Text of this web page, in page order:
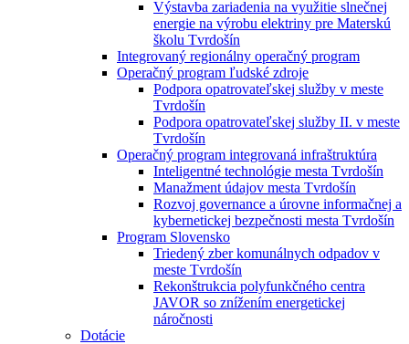
Výstavba zariadenia na využitie slnečnej
energie na výrobu elektriny pre Materskú
školu Tvrdošín
Integrovaný regionálny operačný program
Operačný program ľudské zdroje
Podpora opatrovateľskej služby v meste
Tvrdošín
Podpora opatrovateľskej služby II. v meste
Tvrdošín
Operačný program integrovaná infraštruktúra
Inteligentné technológie mesta Tvrdošín
Manažment údajov mesta Tvrdošín
Rozvoj governance a úrovne informačnej a
kybernetickej bezpečnosti mesta Tvrdošín
Program Slovensko
Triedený zber komunálnych odpadov v
meste Tvrdošín
Rekonštrukcia polyfunkčného centra
JAVOR so znížením energetickej
náročnosti
Dotácie